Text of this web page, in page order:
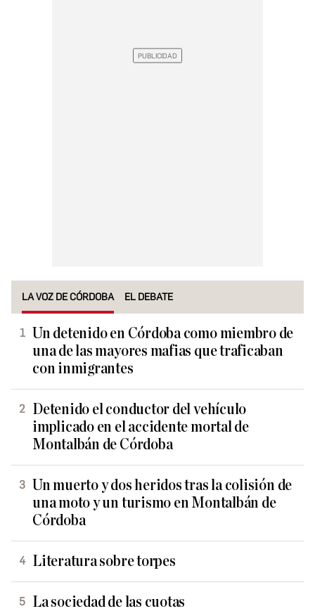
LA VOZ DE CÓRDOBA EL DEBATE
Un detenido en Córdoba como miembro de
una de las mayores mafias que traficaban
con inmigrantes
Detenido el conductor del vehículo
implicado en el accidente mortal de
Montalbán de Córdoba
Un muerto y dos heridos tras la colisión de
una moto y un turismo en Montalbán de
Córdoba
Literatura sobre torpes
La sociedad de las cuotas